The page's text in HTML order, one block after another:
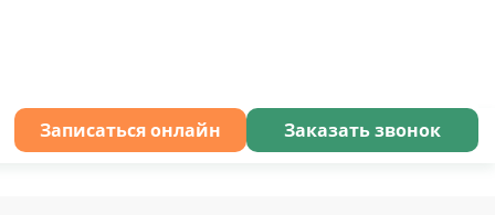
Записаться онлайн Заказать звонок